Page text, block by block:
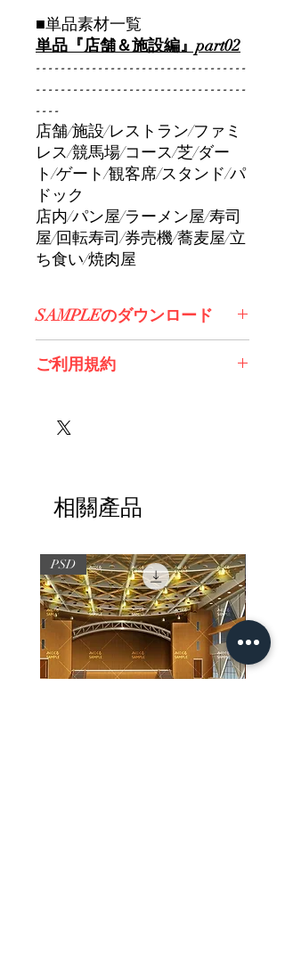
■単品素材一覧
単品『店舗＆施設編』part02
----------------------------------
----------------------------------
----
店舗/施設/レストラン/ファミ
レス/競馬場/コース/芝/ダー
ト/ゲート/観客席/スタンド/パ
ドック
店内/パン屋/ラーメン屋/寿司
屋/回転寿司/券売機/蕎麦屋/立
ち食い/焼肉屋
SAMPLEのダウンロード
ご利用規約
相關產品
PSD